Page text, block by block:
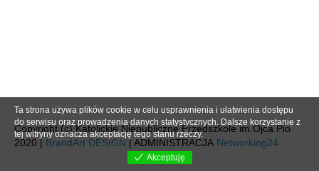
Copyright (c) Katolickie Niepubliczne Przedszkole im.Ojca Pio
2020 | BrandArt DESIGN | ADMINISTRACJA Networking24
Ta strona używa plików cookie w celu usprawnienia i ułatwienia dostępu
do serwisu oraz prowadzenia danych statystycznych. Dalsze korzystanie z
tej witryny oznacza akceptację tego stanu rzeczy.
Akceptuję